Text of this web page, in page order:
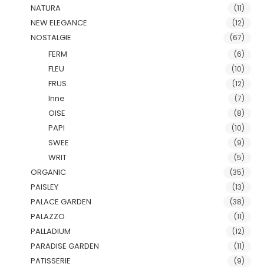
NATURA (11)
NEW ELEGANCE (12)
NOSTALGIE (67)
FERM (6)
FLEU (10)
FRUS (12)
Inne (7)
OISE (8)
PAPI (10)
SWEE (9)
WRIT (5)
ORGANIC (35)
PAISLEY (13)
PALACE GARDEN (38)
PALAZZO (11)
PALLADIUM (12)
PARADISE GARDEN (11)
PATISSERIE (9)